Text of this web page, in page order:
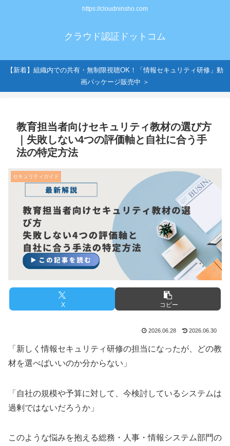
https://cloudninsho.com
クラウド認証ドットコム
【新着】組織内での共有・無制限視聴OK！「情報セキュリティ研修」動
画パッケージ販売中 ＞
教育担当者向けセキュリティ教材の選び方
｜失敗しない4つの評価軸と自社に合う手
法の特定方法
セキュリティガイド
X コピー
2026.06.28 2026.06.30
「新しく情報セキュリティ研修の担当になったが、どの教
材を選べばいいのか分からない」
「自社の規模や予算に対して、今検討しているシステムは
過剰ではないだろうか」
このような悩みを抱える総務・人事・情報システム部門の